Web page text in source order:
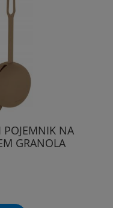
POJEMNIK NA
GRANOLA